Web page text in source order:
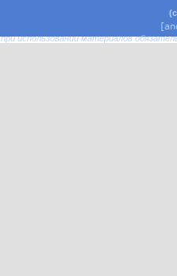
при использовании материалов